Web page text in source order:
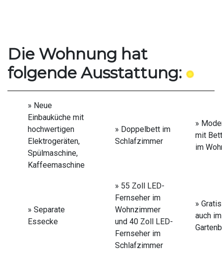
Die Wohnung hat
folgende Ausstattung:
» Neue
Einbauküche mit
hochwertigen
Elektrogeräten,
Spülmaschine,
Kaffeemaschine
» Doppelbett im
Schlafzimmer
»
mit
im
» Separate
Essecke
» 55 Zoll LED-
Fernseher im
Wohnzimmer
und 40 Zoll LED-
Fernseher im
Schlafzimmer
»
auch im